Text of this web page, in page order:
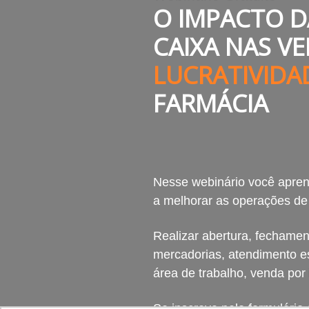
O IMPACTO
CAIXA NAS
FARMÁCIA
Nesse webinário você
a melhorar as operações
Realizar abertura,
mercadorias, atendimento
área de trabalho, venda